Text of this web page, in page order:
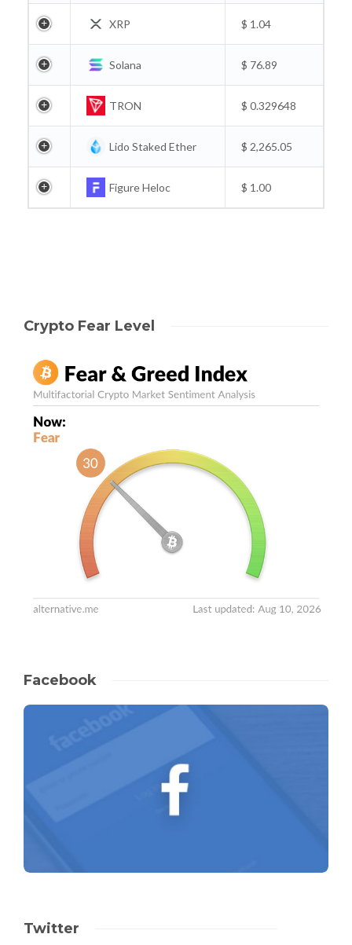
6 XRP $ 1.04
7 Solana $ 76.89
8 TRON $ 0.329648
9 Lido Staked Ether $ 2,265.05
9 Figure Heloc $ 1.00
Crypto Fear Level
Facebook
Twitter